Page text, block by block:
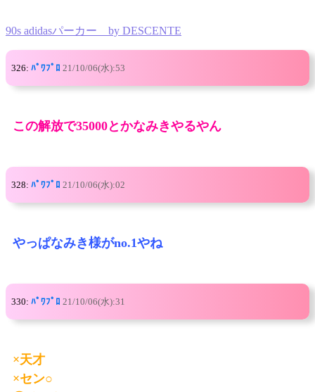
90s adidasパーカー by DESCENTE
326: ﾊﾟﾜﾌﾟﾛ 21/10/06(水):53
この解放で35000とかなみきやるやん
328: ﾊﾟﾜﾌﾟﾛ 21/10/06(水):02
やっぱなみき様がno.1やね
330: ﾊﾟﾜﾌﾟﾛ 21/10/06(水):31
×天才
×セン○